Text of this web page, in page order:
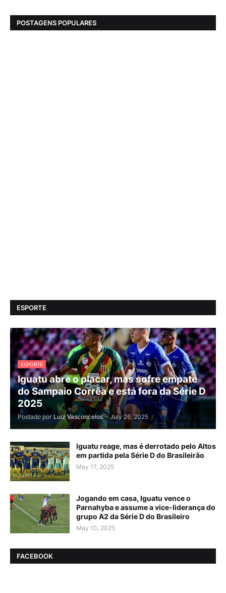
POSTAGENS POPULARES
ESPORTE
ESPORTE
Iguatu abre o placar, mas sofre empate
do Sampaio Corrêa e está fora da Série D
2025
Postado por Luiz Vasconcelos - July 26, 2025
Iguatu reage, mas é derrotado pelo Altos
em partida pela Série D do Brasileirão
May 17, 2025
Jogando em casa, Iguatu vence o
Parnahyba e assume a vice-liderança do
grupo A2 da Série D do Brasileiro
May 10, 2025
FACEBOOK